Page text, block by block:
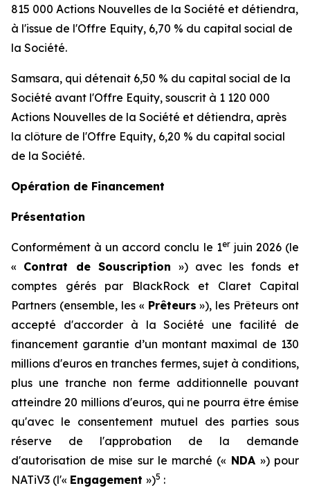
815 000 Actions Nouvelles de la Société et détiendra,
à l'issue de l'Offre Equity, 6,70 % du capital social de
la Société.
Samsara, qui détenait 6,50 % du capital social de la
Société avant l'Offre Equity, souscrit à 1 120 000
Actions Nouvelles de la Société et détiendra, après
la clôture de l'Offre Equity, 6,20 % du capital social
de la Société.
Opération de Financement
Présentation
Conformément à un accord conclu le 1erjuin 2026 (le
« Contrat de Souscription ») avec les fonds et
comptes gérés par BlackRock et Claret Capital
Partners (ensemble, les « Prêteurs »), les Prêteurs ont
accepté d'accorder à la Société une facilité de
financement garantie d’un montant maximal de 130
millions d'euros en tranches fermes, sujet à conditions,
plus une tranche non ferme additionnelle pouvant
atteindre 20 millions d'euros, qui ne pourra être émise
qu'avec le consentement mutuel des parties sous
réserve de l'approbation de la demande
d'autorisation de mise sur le marché (« NDA ») pour
NATiV3 (l'« Engagement »)5 :